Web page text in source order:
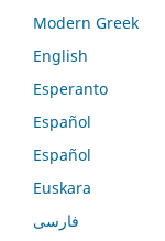
Modern Greek
English
Esperanto
Español
Español
Euskara
فارسی